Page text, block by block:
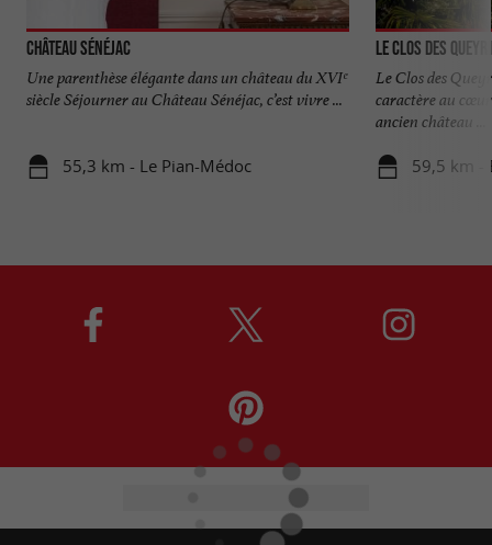
Château Sénéjac
Une parenthèse élégante dans un château du XVIᵉ
siècle Séjourner au Château Sénéjac, c’est vivre ...
55,3 km - Le Pian-Médoc
Le Clos des
Le Clos des
caractère au cœur
ancien château ...
59,5 km -